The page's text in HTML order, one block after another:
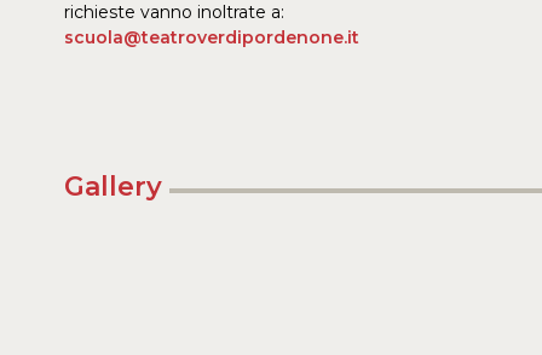
richieste vanno inoltrate a:
scuola@teatroverdipordenone.it
Gallery